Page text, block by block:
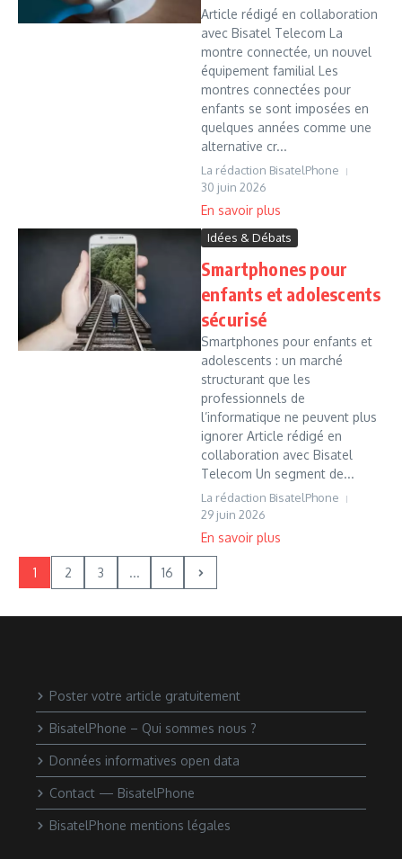
Article rédigé en collaboration
avec Bisatel Telecom La
montre connectée, un nouvel
équipement familial Les
montres connectées pour
enfants se sont imposées en
quelques années comme une
alternative cr...
La rédaction BisatelPhone
30 juin 2026
Idées & Débats
Smartphones pour
enfants et adolescents
sécurisé
Smartphones pour enfants et
adolescents : un marché
structurant que les
professionnels de
l’informatique ne peuvent plus
ignorer Article rédigé en
collaboration avec Bisatel
Telecom Un segment de...
La rédaction BisatelPhone
29 juin 2026
1 2 3 ... 16
Poster votre article gratuitement
BisatelPhone – Qui sommes nous ?
Données informatives open data
Contact — BisatelPhone
BisatelPhone mentions légales